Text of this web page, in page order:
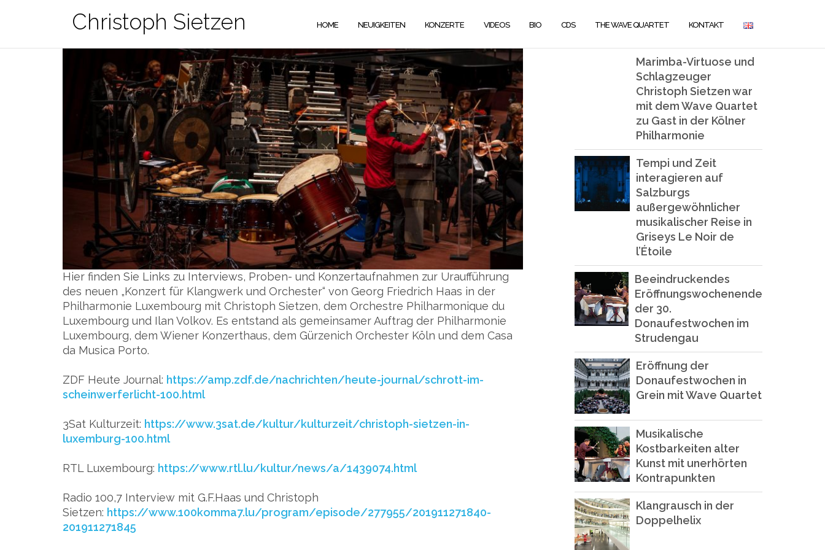
Christoph Sietzen HOME NEUIGKEITEN KONZERTE VIDEOS BIO CDS THE WAVE QUARTET KONTAKT
Hier finden Sie Links zu Interviews, Proben- und Konzertaufnahmen zur Uraufführung
des neuen „Konzert für Klangwerk und Orchester“ von Georg Friedrich Haas in der
Philharmonie Luxembourg mit Christoph Sietzen, dem Orchestre Philharmonique du
Luxembourg und Ilan Volkov. Es entstand als gemeinsamer Auftrag der Philharmonie
Luxembourg, dem Wiener Konzerthaus, dem Gürzenich Orchester Köln und dem Casa
da Musica Porto.
ZDF Heute Journal: https://amp.zdf.de/nachrichten/heute-journal/schrott-im-
scheinwerferlicht-100.html
3Sat Kulturzeit: https://www.3sat.de/kultur/kulturzeit/christoph-sietzen-in-
luxemburg-100.html
RTL Luxembourg: https://www.rtl.lu/kultur/news/a/1439074.html
Radio 100,7 Interview mit G.F.Haas und Christoph
Sietzen: https://www.100komma7.lu/program/episode/277955/201911271840-
201911271845
Marimba-Virtuose und
Schlagzeuger
Christoph Sietzen war
mit dem Wave Quartet
zu Gast in der Kölner
Philharmonie
Tempi und Zeit
interagieren auf
Salzburgs
außergewöhnlicher
musikalischer Reise in
Griseys Le Noir de
l’Étoile
Beeindruckendes
Eröffnungswochenende
der 30.
Donaufestwochen im
Strudengau
Eröffnung der
Donaufestwochen in
Grein mit Wave Quartet
Musikalische
Kostbarkeiten alter
Kunst mit unerhörten
Kontrapunkten
Klangrausch in der
Doppelhelix